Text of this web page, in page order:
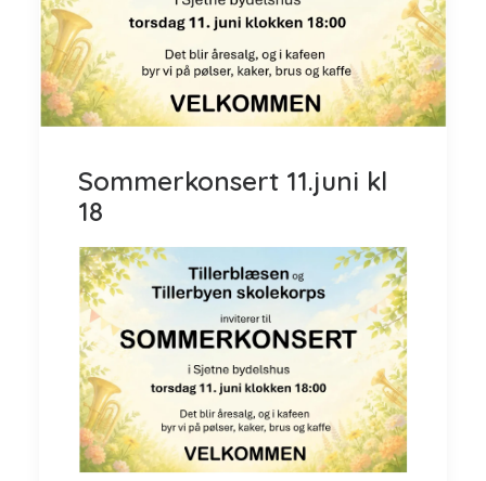
Sommerkonsert 11.juni kl
18